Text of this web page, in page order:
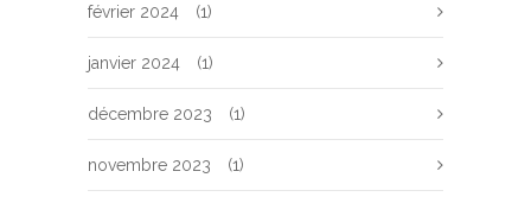
février 2024 (1)
janvier 2024 (1)
décembre 2023 (1)
novembre 2023 (1)